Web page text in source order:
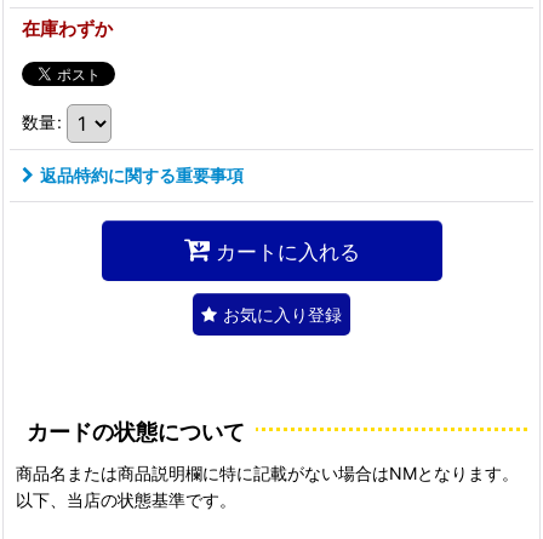
在庫わずか
数量:
返品特約に関する重要事項
カートに入れる
お気に入り登録
カードの状態について
商品名または商品説明欄に特に記載がない場合はNMとなります。
以下、当店の状態基準です。